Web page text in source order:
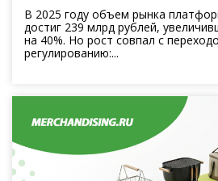
В 2025 году объем рынка
достиг 239 млрд рублей,
на 40%. Но рост совпал с
регулированию:...